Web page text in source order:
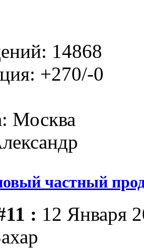
14868
+270/-0
Москва
частный
: 12 Января